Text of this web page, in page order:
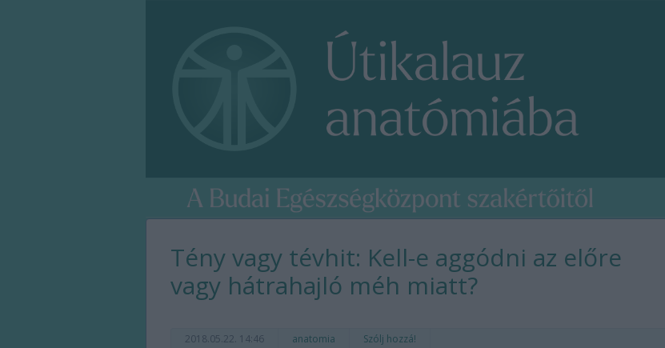
Tény vagy tévhit: Kell-e aggódni az előre
vagy hátrahajló méh miatt?
2018.05.22. 14:46 anatomia Szólj hozzá!